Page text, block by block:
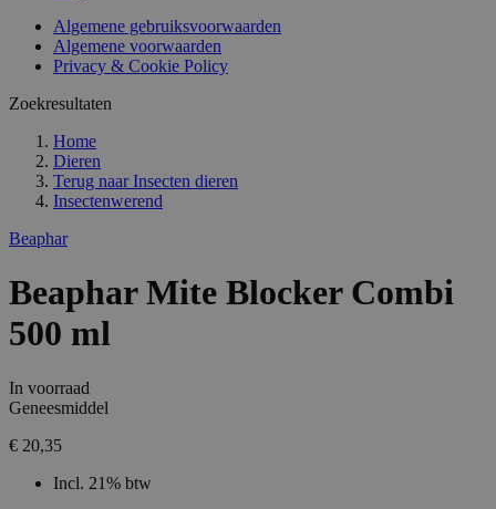
Algemene gebruiksvoorwaarden
Algemene voorwaarden
Privacy & Cookie Policy
Zoekresultaten
Home
Dieren
Terug naar Insecten dieren
Insectenwerend
Beaphar
Beaphar Mite Blocker Combi
500 ml
In voorraad
Geneesmiddel
€ 20,35
Incl. 21% btw